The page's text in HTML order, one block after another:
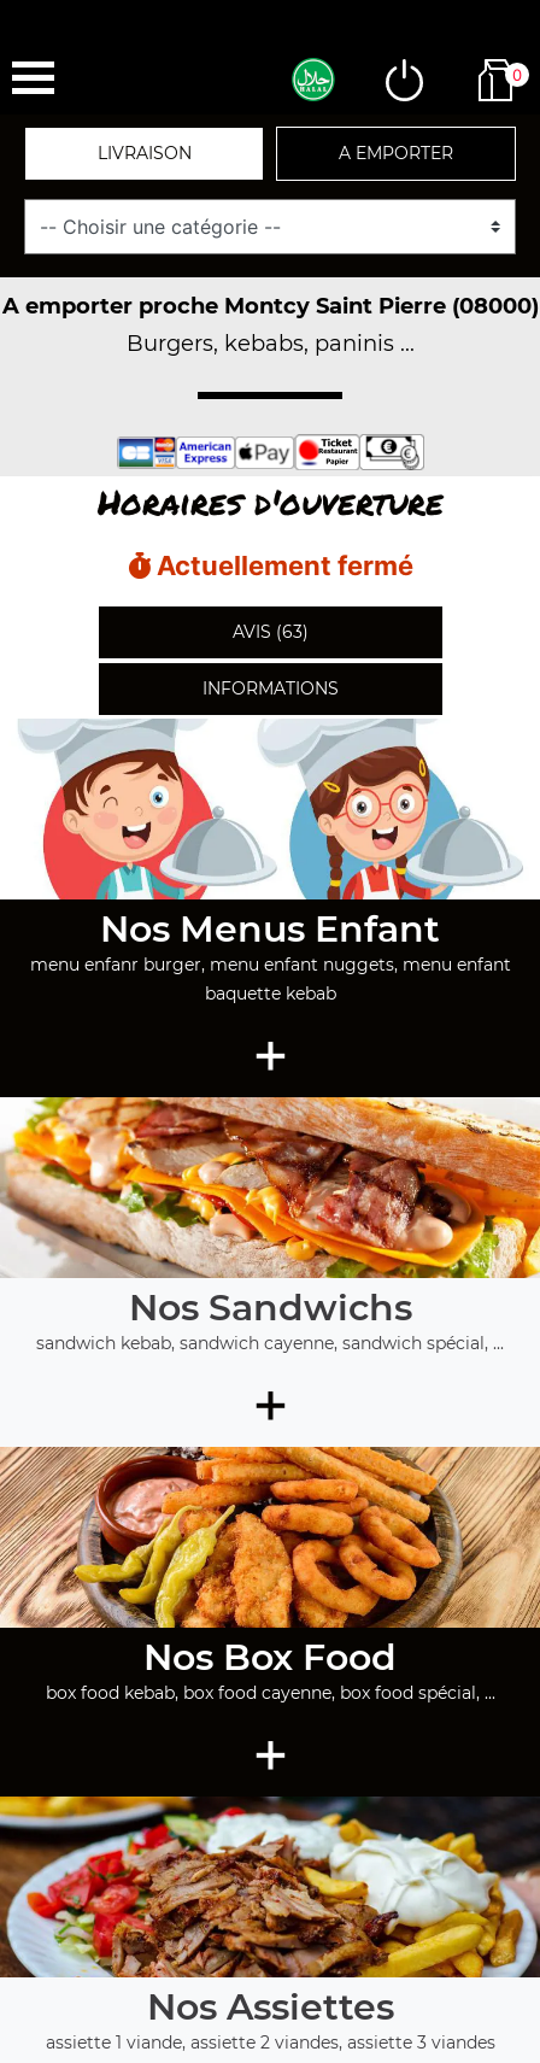
0
LIVRAISON A EMPORTER
A emporter proche Montcy Saint Pierre (08000)
Burgers, kebabs, paninis ...
Horaires d'ouverture
Actuellement fermé
AVIS (63)
INFORMATIONS
Nos Menus Enfant
menu enfanr burger, menu enfant nuggets, menu enfant
baquette kebab
+
Nos Sandwichs
sandwich kebab, sandwich cayenne, sandwich spécial, ...
+
Nos Box Food
box food kebab, box food cayenne, box food spécial, ...
+
Nos Assiettes
assiette 1 viande, assiette 2 viandes, assiette 3 viandes